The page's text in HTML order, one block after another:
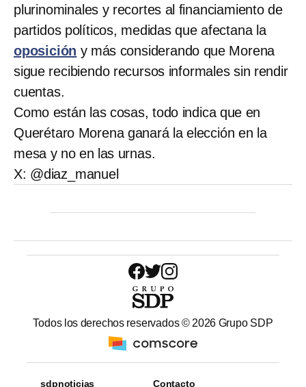
plurinominales y recortes al financiamiento de
partidos políticos, medidas que afectana la
oposición y más considerando que Morena
sigue recibiendo recursos informales sin rendir
cuentas.
Como están las cosas, todo indica que en
Querétaro Morena ganará la elección en la
mesa y no en las urnas.
X: @diaz_manuel
Todos los derechos reservados © 2026 Grupo SDP
sdpnoticias Contacto